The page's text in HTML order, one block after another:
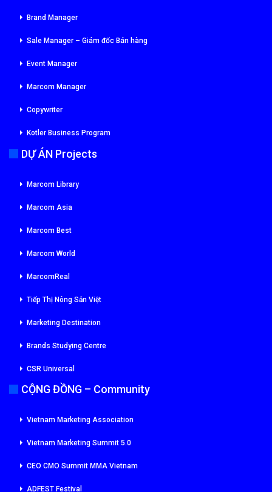
Brand Manager
Sale Manager – Giám đốc Bán hàng
Event Manager
Marcom Manager
Copywriter
Kotler Business Program
DỰ ÁN Projects
Marcom Library
Marcom Asia
Marcom Best
Marcom World
MarcomReal
Tiếp Thị Nông Sản Việt
Marketing Destination
Brands Studying Centre
CSR Universal
CỘNG ĐỒNG – Community
Vietnam Marketing Association
Vietnam Marketing Summit 5.0
CEO CMO Summit MMA Vietnam
ADFEST Festival